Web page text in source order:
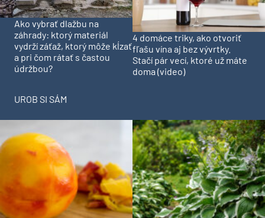
Ako vybrať dlažbu na
záhrady: ktorý materiál
vydrží záťaž, ktorý môže kĺzať
a pri čom rátať s častou
údržbou?
4 domáce triky, ako otvoriť
fľašu vína aj bez vývrtky.
Stačí pár vecí, ktoré už máte
doma (video)
UROB SI SÁM